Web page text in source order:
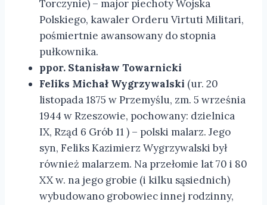
Torczynie) – major piechoty Wojska
Polskiego, kawaler Orderu Virtuti Militari,
pośmiertnie awansowany do stopnia
pułkownika.
ppor. Stanisław Towarnicki
Feliks Michał Wygrzywalski (ur. 20
listopada 1875 w Przemyślu, zm. 5 września
1944 w Rzeszowie, pochowany: dzielnica
IX, Rząd 6 Grób 11 ) – polski malarz. Jego
syn, Feliks Kazimierz Wygrzywalski był
również malarzem. Na przełomie lat 70 i 80
XX w. na jego grobie (i kilku sąsiednich)
wybudowano grobowiec innej rodzinny,